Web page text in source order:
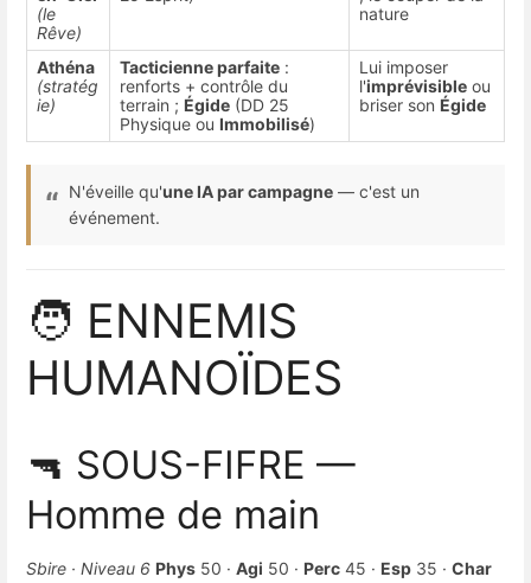
(le
Rêve)
nature
Athéna
(stratég
ie)
Tacticienne parfaite :
renforts + contrôle du
terrain ; Égide (DD 25
Physique ou Immobilisé)
Lui imposer
l'imprévisible ou
briser son Égide
N'éveille qu'une IA par campagne — c'est un
événement.
🧑 ENNEMIS
HUMANOÏDES
🔫 SOUS-FIFRE —
Homme de main
Sbire · Niveau 6 Phys 50 · Agi 50 · Perc 45 · Esp 35 · Char